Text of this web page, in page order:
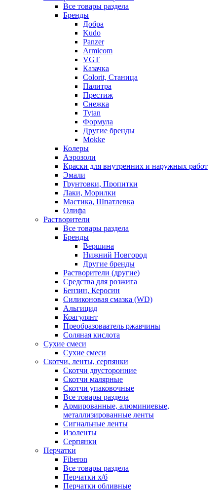
Все товары раздела
Бренды
Добра
Kudo
Panzer
Armicom
VGT
Казачка
Colorit, Станица
Палитра
Престиж
Снежка
Tytan
Формула
Другие бренды
Mokke
Колеры
Аэрозоли
Краски для внутренних и наружных работ
Эмали
Грунтовки, Пропитки
Лаки, Морилки
Мастика, Шпатлевка
Олифа
Растворители
Все товары раздела
Бренды
Вершина
Нижний Новгород
Другие бренды
Растворители (другие)
Средства для розжига
Бензин, Керосин
Силиконовая смазка (WD)
Альгицид
Коагулянт
Преобразоваатель ржавчины
Соляная кислота
Сухие смеси
Сухие смеси
Скотчи, ленты, серпянки
Скотчи двусторонние
Скотчи малярные
Скотчи упаковочные
Все товары раздела
Армированные, алюминиевые,
металлизированные ленты
Сигнальные ленты
Изоленты
Серпянки
Перчатки
Fiberon
Все товары раздела
Перчатки х/б
Перчатки обливные